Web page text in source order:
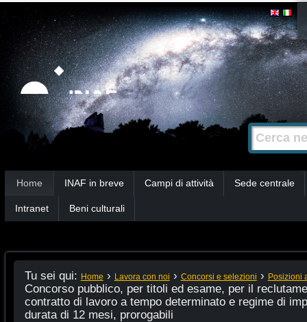
Strumenti
personali
Salta
contenuti.
|
Salta
alla
navigazione
Cerca nel
Ricerca
avanzata…
Home INAF in breve Campi di attività Sede centrale
Intranet Beni culturali
Tu sei qui: Home › Lavora con noi › Concorsi e selezioni › Posizioni
Concorso pubblico, per titoli ed esame, per il
contratto di lavoro a tempo determinato e regime di
durata di 12 mesi, prorogabili